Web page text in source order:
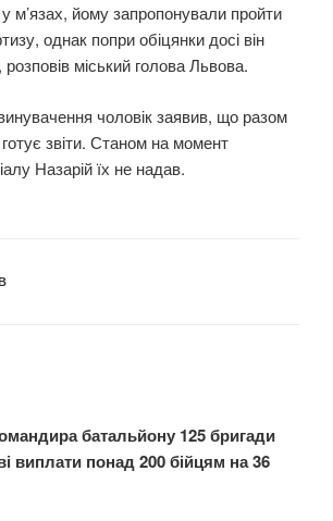
м’язах, йому запропонували пройти
однак попри обіцянки досі він
міський голова Львова.
чоловік заявив, що разом
звіти. Станом на момент
Назарій їх не надав.
батальйону 125 бригади
виплати понад 200 бійцям на 36